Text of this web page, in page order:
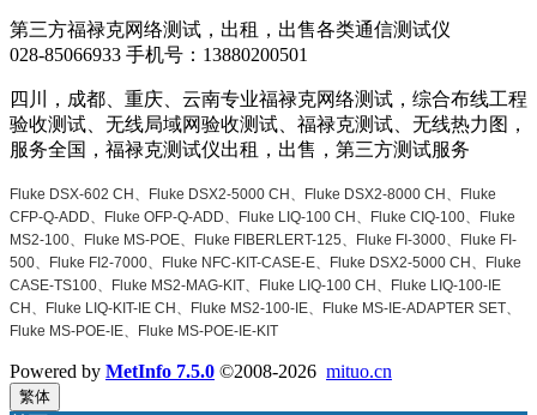
第三方福禄克网络测试，出租，出售各类通信测试仪
028-85066933 手机号：13880200501
四川，成都、重庆、云南专业福禄克网络测试，综合布线工程
验收测试、无线局域网验收测试、福禄克测试、无线热力图，
服务全国，福禄克测试仪出租，出售，第三方测试服务
Fluke DSX-602 CH、Fluke DSX2-5000 CH、Fluke DSX2-8000 CH、Fluke
CFP-Q-ADD、Fluke OFP-Q-ADD、Fluke LIQ-100 CH、Fluke CIQ-100、Fluke
MS2-100、Fluke MS-POE、Fluke FIBERLERT-125、Fluke FI-3000、Fluke FI-
500、Fluke FI2-7000、Fluke NFC-KIT-CASE-E、Fluke DSX2-5000 CH、Fluke
CASE-TS100、Fluke MS2-MAG-KIT、Fluke LIQ-100 CH、Fluke LIQ-100-IE
CH、Fluke LIQ-KIT-IE CH、Fluke MS2-100-IE、Fluke MS-IE-ADAPTER SET、
Fluke MS-POE-IE、Fluke MS-POE-IE-KIT
Powered by MetInfo 7.5.0 ©2008-2026 mituo.cn
繁体